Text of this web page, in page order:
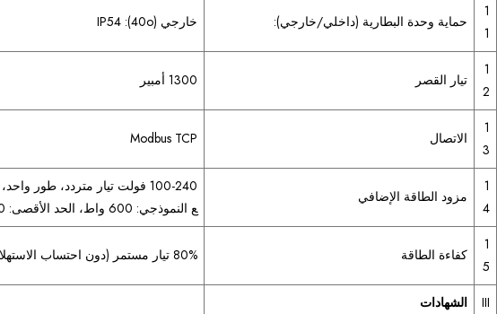
1
1
حماية وحدة البطارية (داخلي/خارجي): خارجي (40o): IP54
1
2
تيار القصر 1300 أمبير
1
3
الاتصال Modbus TCP
1
4
مزود الطاقة الإضافي
ع النموذجي: 600 واط، الحد الأقصى: 800 واط
1
5
كفاءة الطاقة 80% تيار مستمر (دون احتساب الاستهلاك الذاتي)
III
الشهادات